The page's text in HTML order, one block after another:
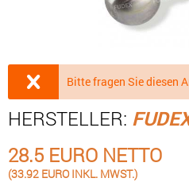
Bitte fragen Sie diesen
HERSTELLER:
28.5 EURO NETTO
(33.92 EURO INKL. MWST.)